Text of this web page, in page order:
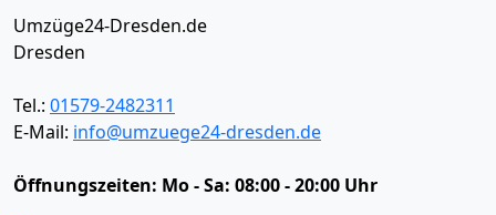
Umzüge24-Dresden.de
Dresden
Tel.: 01579-2482311
E-Mail: info@umzuege24-dresden.de
Öffnungszeiten: Mo - Sa: 08:00 - 20:00 Uhr